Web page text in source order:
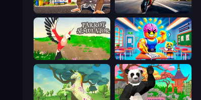
I Am Quadrober! Cat Life Simulator
Parrot Simulator Obby: Dumb or Genius IQ Test